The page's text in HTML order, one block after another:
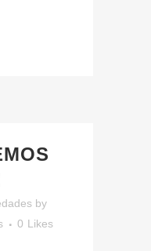
by
0 Likes